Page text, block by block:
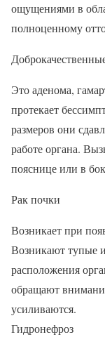
ощущениями в
полноценному
Это аденома,
протекает
размеров они
работе органа.
пояснице или в
Рак почки
Возникает при
Возникают тупые
расположения
обращают
усиливаются.
Гидронефроз